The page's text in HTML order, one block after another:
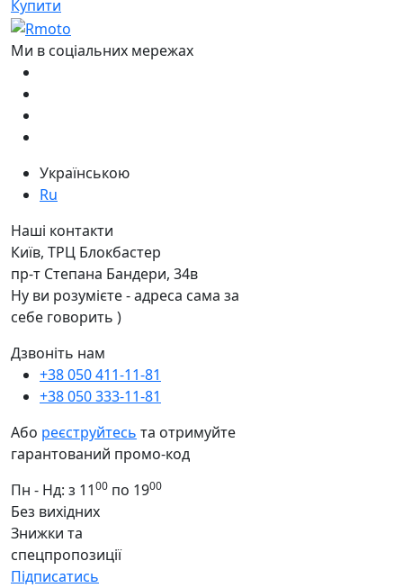
Купити
Ми в соціальних мережах
Українською
Ru
Наші контакти
Київ, ТРЦ Блокбастер
пр-т Степана Бандери, 34в
Ну ви розумієте - адреса сама за
себе говорить )
Дзвоніть нам
+38 050 411-11-81
+38 050 333-11-81
Або реєструйтесь та отримуйте
гарантований промо-код
Пн - Нд: з 1100 по 1900
Без вихідних
Знижки та
спецпропозиції
Підписатись